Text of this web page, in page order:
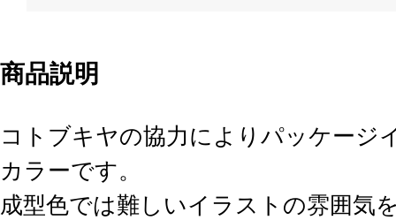
商品説明
コトブキヤの協力によりパッケージ
カラーです。
成型色では難しいイラストの雰囲気